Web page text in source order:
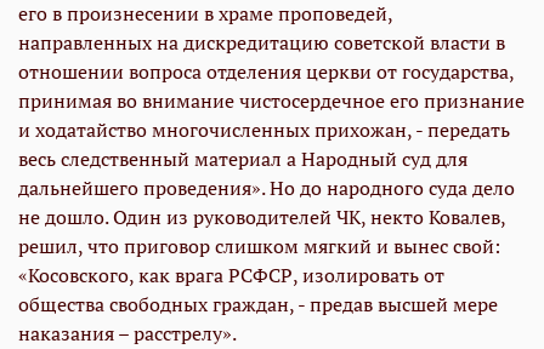
его в произнесении в храме проповедей,
направленных на дискредитацию советской власти в
отношении вопроса отделения церкви от государства,
принимая во внимание чистосердечное его признание
и ходатайство многочисленных прихожан, - передать
весь следственный материал а Народный суд для
дальнейшего проведения». Но до народного суда дело
не дошло. Один из руководителей ЧК, некто Ковалев,
решил, что приговор слишком мягкий и вынес свой:
«Косовского, как врага РСФСР, изолировать от
общества свободных граждан, - предав высшей мере
наказания – расстрелу».